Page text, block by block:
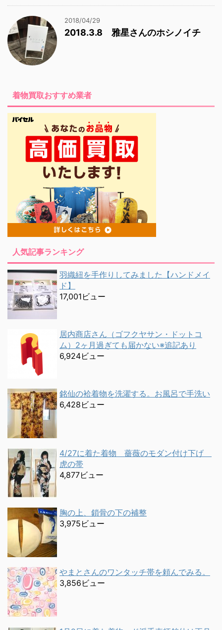
2018/04/29
2018.3.8 雅星さんのホシノイチ
着物買取おすすめ業者
人気記事ランキング
羽織紐を手作りしてみました【ハンドメイ
ド】
17,001ビュー
居内商店さん（ゴフクヤサン・ドットコ
ム）2ヶ月過ぎても届かない※追記あり
6,924ビュー
銘仙の袷着物を洗濯する。お風呂で手洗い
6,428ビュー
4/27に着た着物 薔薇のモダン付け下げ
虎の帯
4,877ビュー
胸の上、鎖骨の下の補整
3,975ビュー
やまとさんのワンタッチ帯を頼んでみる。
3,856ビュー